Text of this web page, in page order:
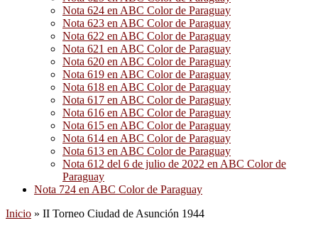
Nota 624 en ABC Color de Paraguay
Nota 623 en ABC Color de Paraguay
Nota 622 en ABC Color de Paraguay
Nota 621 en ABC Color de Paraguay
Nota 620 en ABC Color de Paraguay
Nota 619 en ABC Color de Paraguay
Nota 618 en ABC Color de Paraguay
Nota 617 en ABC Color de Paraguay
Nota 616 en ABC Color de Paraguay
Nota 615 en ABC Color de Paraguay
Nota 614 en ABC Color de Paraguay
Nota 613 en ABC Color de Paraguay
Nota 612 del 6 de julio de 2022 en ABC Color de
Paraguay
Nota 724 en ABC Color de Paraguay
Inicio » II Torneo Ciudad de Asunción 1944